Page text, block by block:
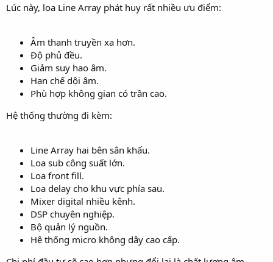
Lúc này, loa Line Array phát huy rất nhiều ưu điểm:
Âm thanh truyền xa hơn.
Độ phủ đều.
Giảm suy hao âm.
Hạn chế dội âm.
Phù hợp không gian có trần cao.
Hệ thống thường đi kèm:
Line Array hai bên sân khấu.
Loa sub công suất lớn.
Loa front fill.
Loa delay cho khu vực phía sau.
Mixer digital nhiều kênh.
DSP chuyên nghiệp.
Bộ quản lý nguồn.
Hệ thống micro không dây cao cấp.